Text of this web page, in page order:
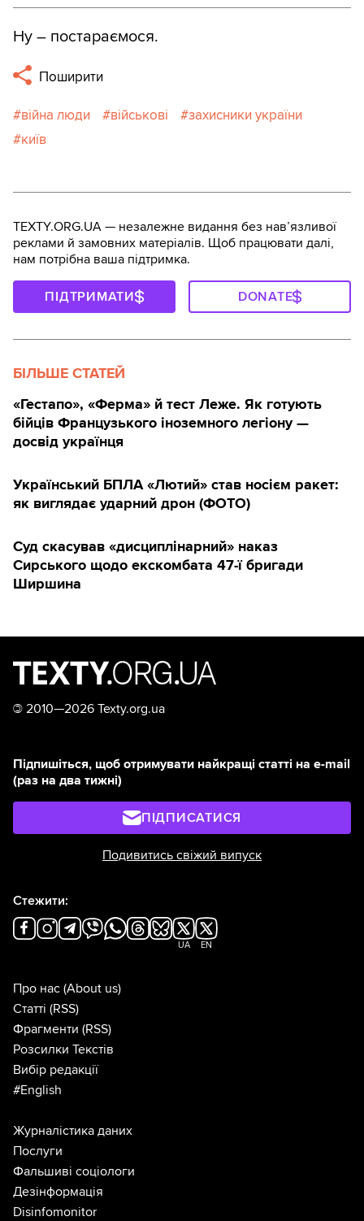
Ну – постараємося.
Поширити
війна люди військові
захисники україни
київ
TEXTY.ORG.UA — незалежне видання без навʼязливої
реклами й замовних матеріалів. Щоб працювати далі,
нам потрібна ваша підтримка.
ПІДТРИМАТИ DONATE
БІЛЬШЕ СТАТЕЙ
«Гестапо», «Ферма» й тест Леже. Як готують
бійців Французького іноземного легіону —
досвід українця
Український БПЛА «Лютий» став носієм ракет:
як виглядає ударний дрон (ФОТО)
Суд скасував «дисциплінарний» наказ
Сирського щодо екскомбата 47-ї бригади
Ширшина
© 2010—2026 Texty.org.ua
Підпишіться, щоб отримувати найкращі статті на e-mail
(раз на два тижні)
ПІДПИСАТИСЯ
Подивитись свіжий випуск
Стежити:
UA EN
Про нас (About us)
Статті (RSS)
Фрагменти (RSS)
Розсилки Текстів
Вибір редакції
#English
Журналістика даних
Послуги
Фальшиві соціологи
Дезінформація
Disinfomonitor